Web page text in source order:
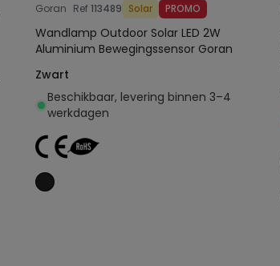
Goran Ref113489 Solar PROMO
Wandlamp Outdoor Solar LED 2W
Aluminium Bewegingssensor Goran
Zwart
Beschikbaar, levering binnen 3–4
werkdagen